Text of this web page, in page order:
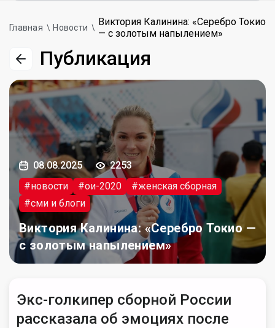
Главная Новости
Виктория Калинина: «Серебро Токио
— с золотым напылением»
Публикация
08.08.2025
2253
#новости
#ои-2020
#женская сборная
#сми и блоги
Виктория Калинина: «Серебро Токио —
с золотым напылением»
Экс-голкипер сборной России
рассказала об эмоциях после